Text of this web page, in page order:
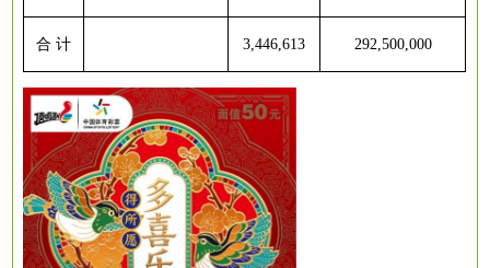
合 计 3,446,613 292,500,000